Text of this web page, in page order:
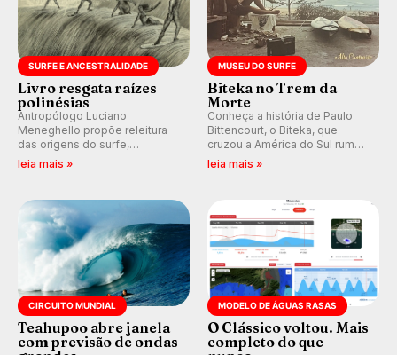
SURFE E ANCESTRALIDADE
Livro resgata raízes
polinésias
Antropólogo Luciano
Meneghello propõe releitura
das origens do surfe,
resgatando a cultura polinésia
prática em esporte e indústria.
leia mais »
MUSEU DO SURFE
Biteka no Trem da
Morte
Conheça a história de Paulo
Bittencourt, o Biteka, que
cruzou a América do Sul rumo
ao Pacífico em uma jornada
leia mais »
CIRCUITO MUNDIAL
Teahupoo abre janela
com previsão de ondas
MODELO DE ÁGUAS RASAS
O Clássico voltou. Mais
completo do que